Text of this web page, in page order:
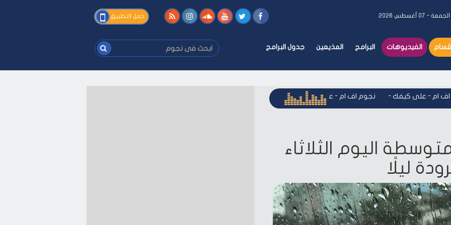
الجمعة - ٠٧ أغسطس ٢٠٢٦ حمل التطبيق
الفيديوهات البرامج المذيعين جدول البرامج
ابحث
فى
فى
- ام - على كيفك - نجوم اف ام - على كيفك نجوم اف ام - على كيفك
اليوم الثلاثاء
ليلًا